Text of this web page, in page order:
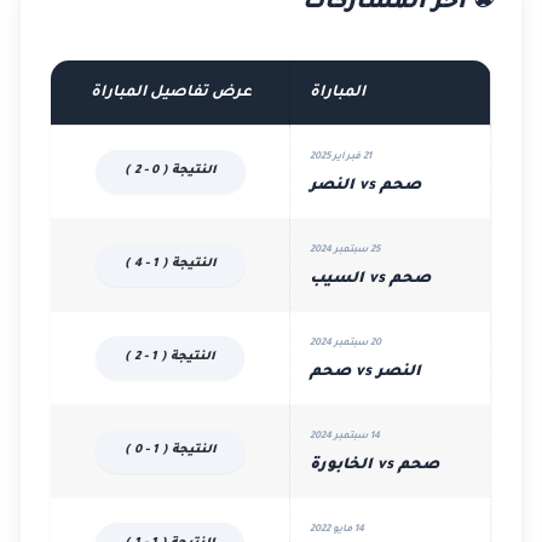
المباراة عرض تفاصيل المباراة
21 فبراير 2025
صحم vs النصر
النتيجة ( 0 - 2 )
25 سبتمبر 2024
صحم vs السيب
النتيجة ( 1 - 4 )
20 سبتمبر 2024
النصر vs صحم
النتيجة ( 1 - 2 )
14 سبتمبر 2024
صحم vs الخابورة
النتيجة ( 1 - 0 )
14 مايو 2022